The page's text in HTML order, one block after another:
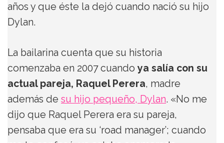
años y que éste la dejó cuando nació su hijo
Dylan.
La bailarina cuenta que su historia
comenzaba en 2007 cuando ya salía con su
actual pareja, Raquel Perera, madre
además de su hijo pequeño, Dylan. «No me
dijo que Raquel Perera era su pareja,
pensaba que era su ‘road manager’; cuando